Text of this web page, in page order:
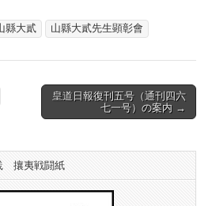
縣大貳 山縣大貳先生顕彰會
皇道日報復刊五号（通刊四六
七一号）の案内 →
攘夷戦闘紙